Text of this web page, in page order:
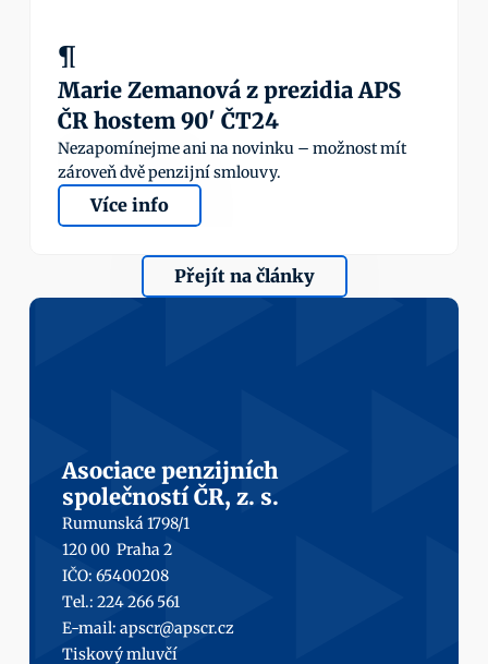
¶
Marie Zemanová z prezidia APS
ČR hostem 90' ČT24
Nezapomínejme ani na novinku – možnost mít
zároveň dvě penzijní smlouvy.
Více info
Přejít na články
Asociace penzijních
společností ČR, z. s.
Rumunská 1798/1
120 00  Praha 2
IČO: 65400208
Tel.: 224 266 561
E-mail: apscr@apscr.cz
Tiskový mluvčí